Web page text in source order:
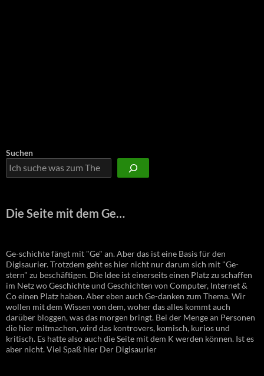
Suchen
Die Seite mit dem Ge…
Ge-schichte fängt mit "Ge" an. Aber das ist eine Basis für den
Digisaurier. Trotzdem geht es hier nicht nur darum sich mit "Ge-
stern" zu beschäftigen. Die Idee ist einerseits einen Platz zu schaffen
im Netz wo Geschichte und Geschichten von Computer, Internet &
Co einen Platz haben. Aber eben auch Ge-danken zum Thema. Wir
wollen mit dem Wissen von dem, woher das alles kommt auch
darüber bloggen, was das morgen bringt. Bei der Menge an Personen
die hier mitmachen, wird das kontrovers, komisch, kurios und
kritisch. Es hatte also auch die Seite mit dem K werden können. Ist es
aber nicht. Viel Spaß hier Der Digisaurier